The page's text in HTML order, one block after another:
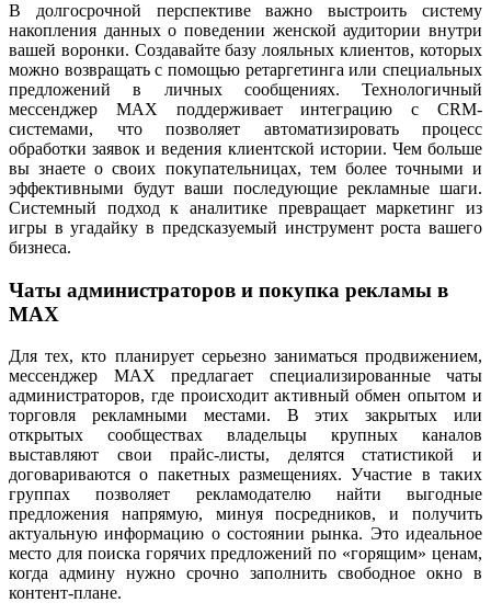
В долгосрочной перспективе важно выстроить систему
накопления данных о поведении женской аудитории внутри
вашей воронки. Создавайте базу лояльных клиентов, которых
можно возвращать с помощью ретаргетинга или специальных
предложений в личных сообщениях. Технологичный
мессенджер MAX поддерживает интеграцию с CRM-
системами, что позволяет автоматизировать процесс
обработки заявок и ведения клиентской истории. Чем больше
вы знаете о своих покупательницах, тем более точными и
эффективными будут ваши последующие рекламные шаги.
Системный подход к аналитике превращает маркетинг из
игры в угадайку в предсказуемый инструмент роста вашего
бизнеса.
Чаты администраторов и покупка рекламы в
MAX
Для тех, кто планирует серьезно заниматься продвижением,
мессенджер MAX предлагает специализированные чаты
администраторов, где происходит активный обмен опытом и
торговля рекламными местами. В этих закрытых или
открытых сообществах владельцы крупных каналов
выставляют свои прайс-листы, делятся статистикой и
договариваются о пакетных размещениях. Участие в таких
группах позволяет рекламодателю найти выгодные
предложения напрямую, минуя посредников, и получить
актуальную информацию о состоянии рынка. Это идеальное
место для поиска горячих предложений по «горящим» ценам,
когда админу нужно срочно заполнить свободное окно в
контент-плане.